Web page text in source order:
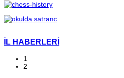
İL HABERLERİ
1
2